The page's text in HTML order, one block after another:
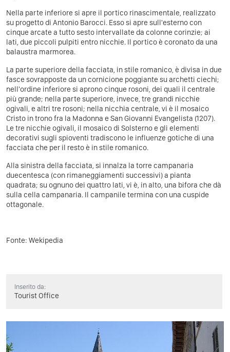
Nella parte inferiore si apre il portico rinascimentale, realizzato
su progetto di Antonio Barocci. Esso si apre sull'esterno con
cinque arcate a tutto sesto intervallate da colonne corinzie; ai
lati, due piccoli pulpiti entro nicchie. Il portico è coronato da una
balaustra marmorea.
La parte superiore della facciata, in stile romanico, è divisa in due
fasce sovrapposte da un cornicione poggiante su archetti ciechi;
nell'ordine inferiore si aprono cinque rosoni, dei quali il centrale
più grande; nella parte superiore, invece, tre grandi nicchie
ogivali, e altri tre rosoni; nella nicchia centrale, vi è il mosaico
Cristo in trono fra la Madonna e San Giovanni Evangelista (1207).
Le tre nicchie ogivali, il mosaico di Solsterno e gli elementi
decorativi sugli spioventi tradiscono le influenze gotiche di una
facciata che per il resto è in stile romanico.
Alla sinistra della facciata, si innalza la torre campanaria
duecentesca (con rimaneggiamenti successivi) a pianta
quadrata; su ognuno dei quattro lati, vi è, in alto, una bifora che dà
sulla cella campanaria. Il campanile termina con una cuspide
ottagonale.
Fonte: Wekipedia
Inserito da:
Tourist Office